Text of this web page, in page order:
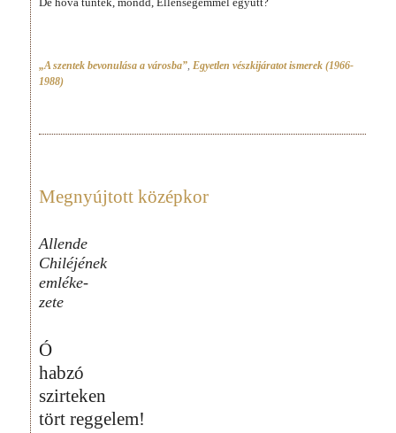
„A szentek bevonulása a városba”, Egyetlen vészkijáratot ismerek (1966-
1988)
Megnyújtott középkor
Allende
Chiléjének
emléke-
zete
Ó
habzó
szirteken
tört reggelem!